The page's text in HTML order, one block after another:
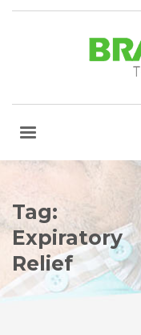
Tag:
Expiratory
Relief